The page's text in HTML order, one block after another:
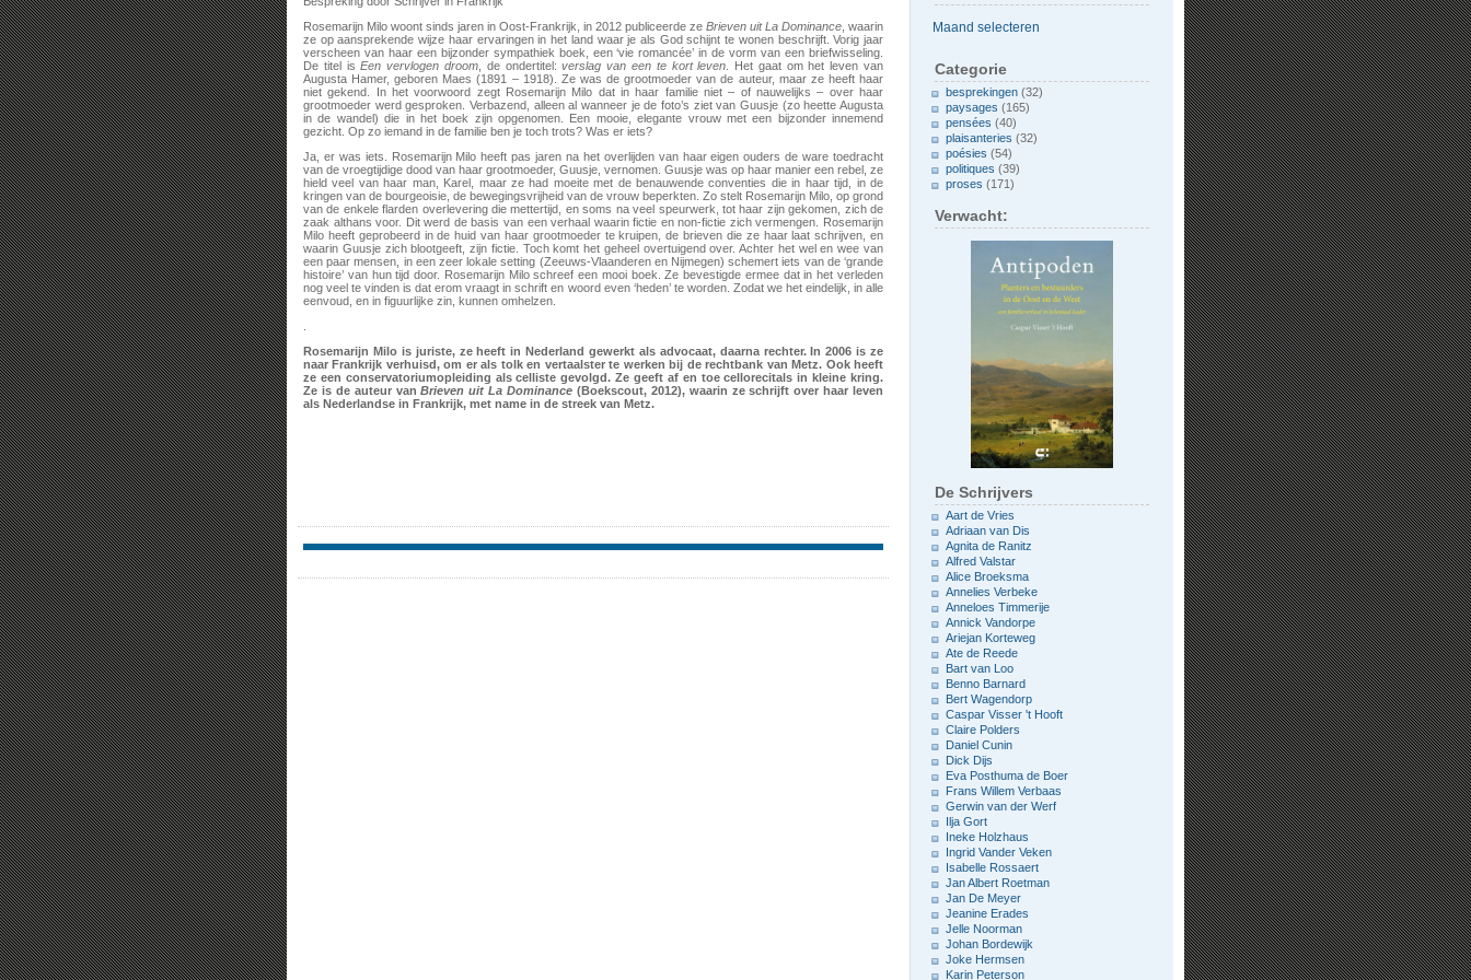
Rosemarijn Milo woont sinds jaren in Oost-Frankrijk, in 2012 publiceerde ze Brieven uit La Dominance , waarin
ze op aansprekende wijze haar ervaringen in het land waar je als God schijnt te wonen beschrijft. Vorig jaar
verscheen van haar een bijzonder sympathiek boek, een ‘vie romancée’ in de vorm van een briefwisseling.
De titel isEen vervlogen droom, de ondertitel:verslag van een te kort leven . Het gaat om het leven van
Augusta Hamer, geboren Maes (1891 – 1918). Ze was de grootmoeder van de auteur, maar ze heeft haar
niet gekend. In het voorwoord zegt Rosemarijn Milo dat in haar familie niet – of nauwelijks – over haar
grootmoeder werd gesproken. Verbazend, alleen al wanneer je de foto’s ziet van Guusje (zo heette Augusta
in de wandel) die in het boek zijn opgenomen. Een mooie, elegante vrouw met een bijzonder innemend
gezicht. Op zo iemand in de familie ben je toch trots? Was er iets?
Ja, er was iets. Rosemarijn Milo heeft pas jaren na het overlijden van haar eigen ouders de ware toedracht
van de vroegtijdige dood van haar grootmoeder, Guusje, vernomen. Guusje was op haar manier een rebel, ze
hield veel van haar man, Karel, maar ze had moeite met de benauwende conventies die in haar tijd, in de
kringen van de bourgeoisie, de bewegingsvrijheid van de vrouw beperkten. Zo stelt Rosemarijn Milo, op grond
van de enkele flarden overlevering die mettertijd, en soms na veel speurwerk, tot haar zijn gekomen, zich de
zaak althans voor. Dit werd de basis van een verhaal waarin fictie en non-fictie zich vermengen. Rosemarijn
Milo heeft geprobeerd in de huid van haar grootmoeder te kruipen, de brieven die ze haar laat schrijven, en
waarin Guusje zich blootgeeft, zijn fictie. Toch komt het geheel overtuigend over. Achter het wel en wee van
een paar mensen, in een zeer lokale setting (Zeeuws-Vlaanderen en Nijmegen) schemert iets van de ‘grande
histoire’ van hun tijd door. Rosemarijn Milo schreef een mooi boek. Ze bevestigde ermee dat in het verleden
nog veel te vinden is dat erom vraagt in schrift en woord even ‘heden’ te worden. Zodat we het eindelijk, in alle
eenvoud, en in figuurlijke zin, kunnen omhelzen.
Rosemarijn Milo is juriste, ze heeft in Nederland gewerkt als advocaat, daarna rechter. In 2006 is ze
naar Frankrijk verhuisd, om er als tolk en vertaalster te werken bij de rechtbank van Metz. Ook heeft
ze een conservatoriumopleiding als celliste gevolgd. Ze geeft af en toe cellorecitals in kleine kring.
Ze is de auteur vanBrieven uit La Dominance (Boekscout, 2012), waarin ze schrijft over haar leven
als Nederlandse in Frankrijk, met name in de streek van Metz.
Categorie
besprekingen (32)
paysages (165)
pensées (40)
plaisanteries (32)
poésies (54)
politiques (39)
proses (171)
Verwacht:
De Schrijvers
Aart de Vries
Adriaan van Dis
Agnita de Ranitz
Alfred Valstar
Alice Broeksma
Annelies Verbeke
Anneloes Timmerije
Annick Vandorpe
Ariejan Korteweg
Ate de Reede
Bart van Loo
Benno Barnard
Bert Wagendorp
Caspar Visser 't Hooft
Claire Polders
Daniel Cunin
Dick Dijs
Eva Posthuma de Boer
Frans Willem Verbaas
Gerwin van der Werf
Ilja Gort
Ineke Holzhaus
Ingrid Vander Veken
Isabelle Rossaert
Jan Albert Roetman
Jan De Meyer
Jeanine Erades
Jelle Noorman
Johan Bordewijk
Joke Hermsen
Karin Peterson